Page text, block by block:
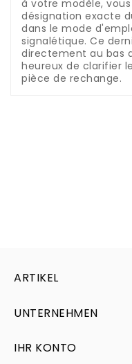
à votre modèle,
désignation exacte
dans le mode
signalétique. Ce
directement au bas
heureux de clarifier
pièce de rechange.
ARTIKEL
UNTERNEHMEN
IHR KONTO